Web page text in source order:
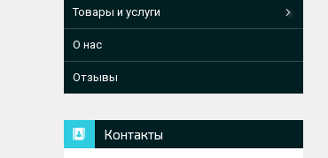
Товары и услуги
О нас
Отзывы
Контакты